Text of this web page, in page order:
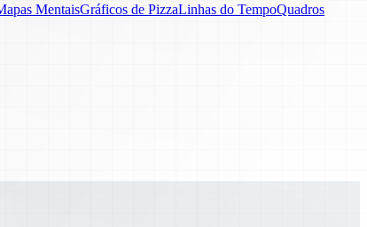
MentaisGráficos de PizzaLinhas do TempoQuadros